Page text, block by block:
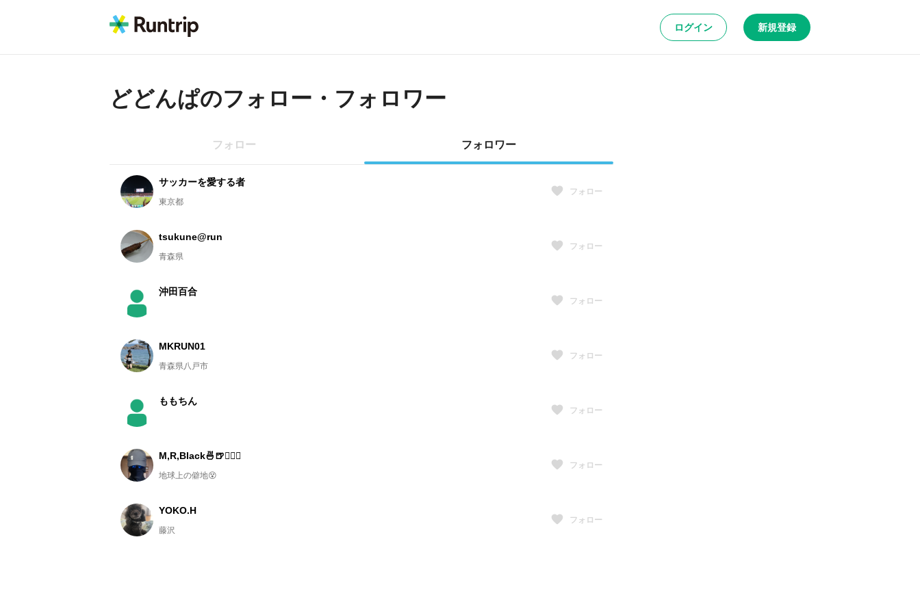
ログイン 新規登録
どどんぱのフォロー・フォロワー
フォロー フォロワー
サッカーを愛する者
東京都
フォロー
tsukune@run
青森県
フォロー
沖田百合
フォロー
MKRUN01
青森県八戸市
フォロー
ももちん
フォロー
M,R,Black🍜🍺🏃🏻‍♂️
地球上の僻地😵
フォロー
YOKO.H
藤沢
フォロー